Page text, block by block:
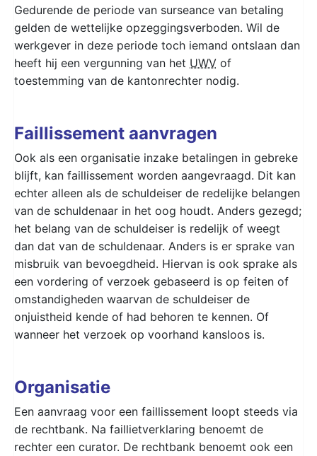
Gedurende de periode van surseance van betaling
gelden de wettelijke opzeggingsverboden. Wil de
werkgever in deze periode toch iemand ontslaan dan
heeft hij een vergunning van het UWV of
toestemming van de kantonrechter nodig.
Faillissement aanvragen
Ook als een organisatie inzake betalingen in gebreke
blijft, kan faillissement worden aangevraagd. Dit kan
echter alleen als de schuldeiser de redelijke belangen
van de schuldenaar in het oog houdt. Anders gezegd;
het belang van de schuldeiser is redelijk of weegt
dan dat van de schuldenaar. Anders is er sprake van
misbruik van bevoegdheid. Hiervan is ook sprake als
een vordering of verzoek gebaseerd is op feiten of
omstandigheden waarvan de schuldeiser de
onjuistheid kende of had behoren te kennen. Of
wanneer het verzoek op voorhand kansloos is.
Organisatie
Een aanvraag voor een faillissement loopt steeds via
de rechtbank. Na faillietverklaring benoemt de
rechter een curator. De rechtbank benoemt ook een